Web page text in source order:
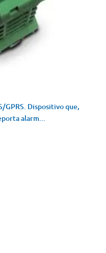
GPRS. Dispositivo que,
alarm...